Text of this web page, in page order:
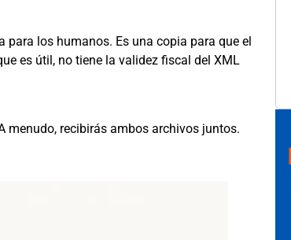
los humanos. Es una copia para que el
es útil, no tiene la validez fiscal del XML
menudo, recibirás ambos archivos juntos.